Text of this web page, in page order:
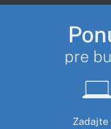
pre
Zadajte